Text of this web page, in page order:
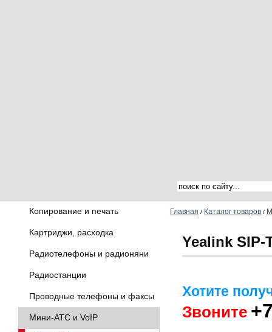
Копирование и печать
Картриджи, расходка
Радиотелефоны и радионяни
Радиостанции
Проводные телефоны и факсы
Мини-АТС и VoIP
Главная / Каталог товаров /
Yealink
Хотите
Звоните